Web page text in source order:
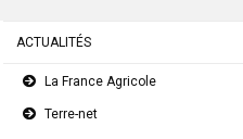
ACTUALITÉS
La France Agricole
Terre-net